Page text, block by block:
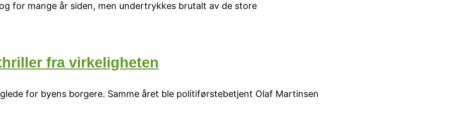
for mange år siden, men undertrykkes brutalt av de store
fra virkeligheten
for byens borgere. Samme året ble politiførstebetjent Olaf Martinsen